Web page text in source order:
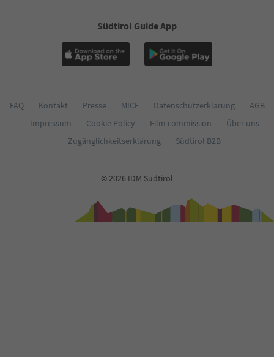
Südtirol Guide App
FAQ Kontakt Presse MICE Datenschutzerklärung
AGB
Impressum
Cookie Policy Film commission
Über uns
Zugänglichkeitserklärung
Südtirol B2B
© 2026 IDM Südtirol